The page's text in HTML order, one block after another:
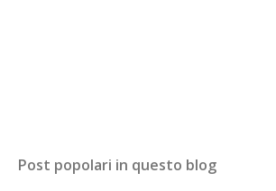
Post popolari in questo blog